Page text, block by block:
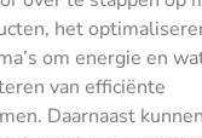
het
om energie en
van efficiënte
Daarnaast